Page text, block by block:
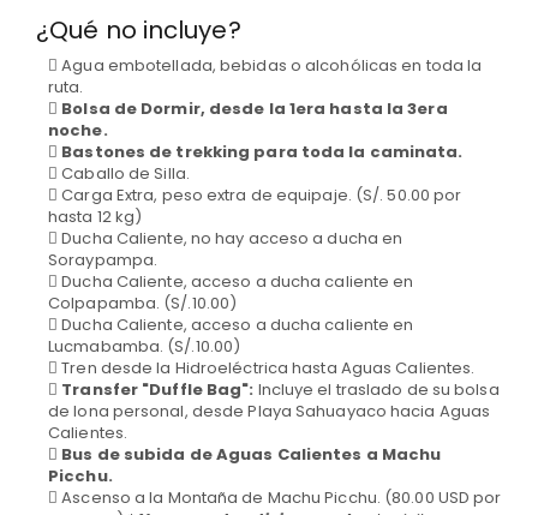
¿Qué no incluye?
Agua embotellada, bebidas o alcohólicas en toda la
ruta.
Bolsa de Dormir, desde la 1era hasta la 3era
noche.
Bastones de trekking para toda la caminata.
Caballo de Silla.
Carga Extra, peso extra de equipaje. (S/. 50.00 por
hasta 12 kg)
Ducha Caliente, no hay acceso a ducha en
Soraypampa.
Ducha Caliente, acceso a ducha caliente en
Colpapamba. (S/.10.00)
Ducha Caliente, acceso a ducha caliente en
Lucmabamba. (S/.10.00)
Tren desde la Hidroeléctrica hasta Aguas Calientes.
Transfer "Duffle Bag": Incluye el traslado de su bolsa
de lona personal, desde Playa Sahuayaco hacia Aguas
Calientes.
Bus de subida de Aguas Calientes a Machu
Picchu.
Ascenso a la Montaña de Machu Picchu. (80.00 USD por